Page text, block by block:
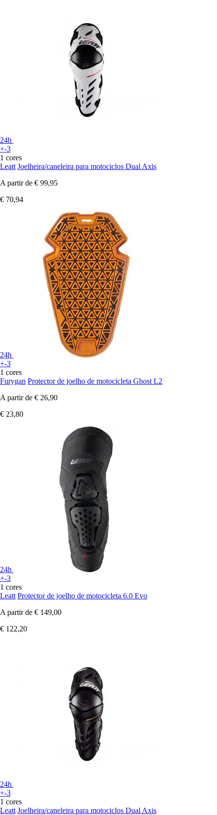
24h
+-3
1 cores
Leatt Joelheira/caneleira para motociclos Dual Axis
A partir de € 99,95
€ 70,94
24h
+-3
1 cores
Furygan Protector de joelho de motocicleta Ghost L2
A partir de € 26,90
€ 23,80
24h
+-3
1 cores
Leatt Protector de joelho de motocicleta 6.0 Evo
A partir de € 149,00
€ 122,20
24h
+-3
1 cores
Leatt Joelheira/caneleira para motociclos Dual Axis